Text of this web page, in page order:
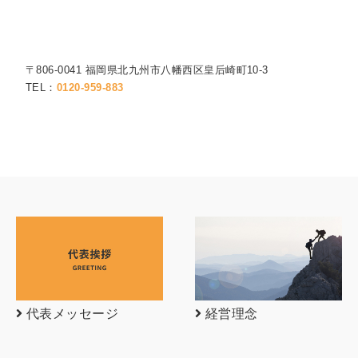
〒806-0041 福岡県北九州市八幡西区皇后崎町10-3
TEL： 0120-959-883
代表メッセージ 経営理念